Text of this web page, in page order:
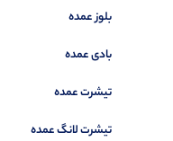
بلوز عمده
بادی عمده
تیشرت عمده
تیشرت لانگ عمده